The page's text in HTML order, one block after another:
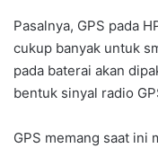
Pasalnya, GPS pada
cukup banyak untuk
pada baterai akan
bentuk sinyal radio
GPS memang saat ini